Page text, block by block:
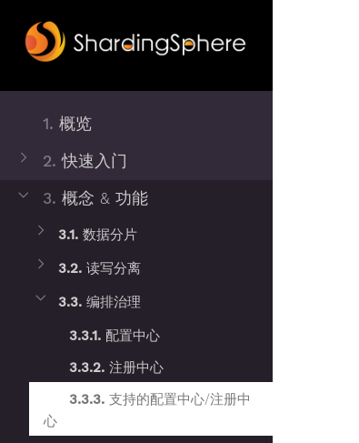
1. 概览
2.快速入门
3. 概念 & 功能
3.1.数据分片
3.2.读写分离
3.3.编排治理
3.3.1.配置中心
3.3.2.注册中心
3.3.3.支持的配置中心/注册中
心